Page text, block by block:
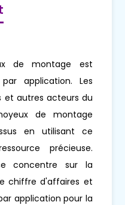
de montage est
application. Les
et autres acteurs du
de montage
en utilisant ce
précieuse.
concentre sur la
chiffre d'affaires et
application pour la